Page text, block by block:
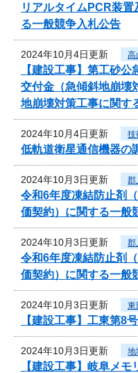
リアルタイムPCR装
る一般競争入札公告
2024年10月4日更新 高
【建設工事】第工砂
交付金（急傾斜地崩壊
地崩壊対策工事に関す
2024年10月4日更新 技
低軌道衛星通信機器の
2024年10月3日更新 郡
令和6年度凍結防止剤
価契約）に関する一般
2024年10月3日更新 郡
令和6年度凍結防止剤
価契約）に関する一般
2024年10月3日更新 東
【建設工事】工東第8
2024年10月3日更新 地
【建設工事】岐阜メ